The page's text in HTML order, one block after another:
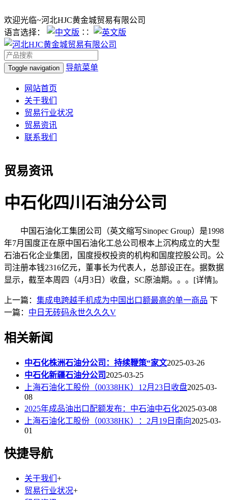
欢迎光临~河北HJC黄金城贸易有限公司
语言选择：
∷
Toggle navigation 导航菜单
网站首页
关于我们
贸易行业状况
贸易资讯
联系我们
贸易资讯
中石化四川石油分公司
中国石油化工集团公司（英文缩写Sinopec Group）是1998
年7月国度正在原中国石油化工总公司根本上沉构成立的大型
石油石化企业集团，国度授权投资的机构和国度控股公司。公
司注册本钱2316亿元，董事长为代表人，总部设正在。据数据
显示，截至本周四（4月3日）收盘，SC原油期。。。[详情]。
上一篇： 集成电跨越手机成为中国出口额最高的单一商品 下
一篇： 中日无砖码永世久久久V
相关新闻
中石化株洲石油分公司：持续鞭策“家文2025-03-26
中石化新疆石油分公司 2025-03-25
上海石油化工股份（00338HK）12月23日收盘2025-03-
08
2025年成品油出口配额发布：中石油中石化2025-03-08
上海石油化工股份（00338HK）：2月19日南向2025-03-
01
快捷导航
关于我们 +
贸易行业状况+